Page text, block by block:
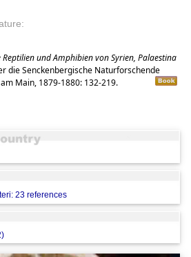
Reptilien und Amphibien von Syrien, Palaestina
die Senckenbergische Naturforschende
Main, 1879-1880: 132-219.
23 references